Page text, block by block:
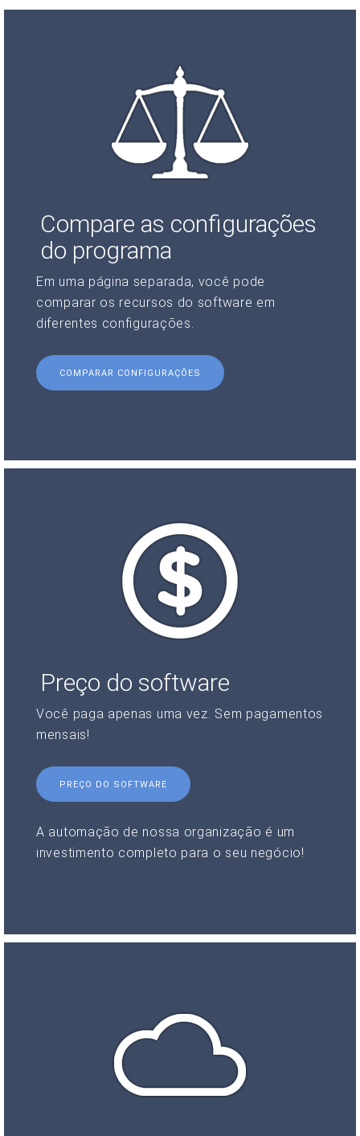
Compare as configurações
do programa
Em uma página separada, você pode
comparar os recursos do software em
diferentes configurações.
COMPARAR CONFIGURAÇÕES
Preço do software
Você paga apenas uma vez. Sem pagamentos
mensais!
PREÇO DO SOFTWARE
A automação de nossa organização é um
investimento completo para o seu negócio!